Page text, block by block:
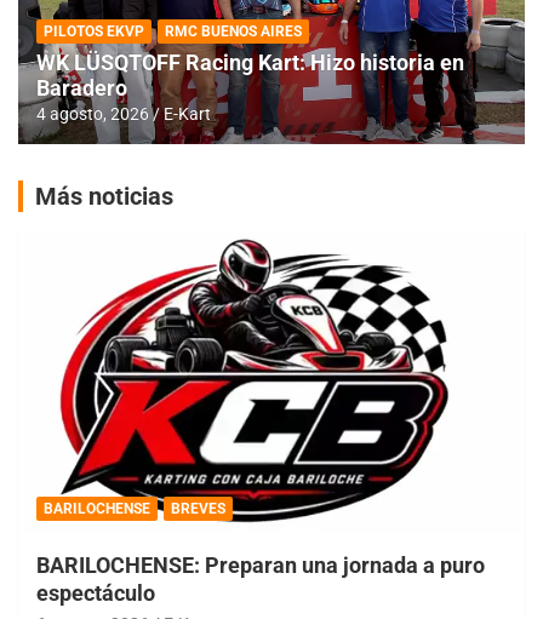
PILOTOS EKVP RMC BUENOS AIRES
WK LÜSQTOFF Racing Kart: Hizo historia en
Baradero
4 agosto, 2026 E-Kart
Más noticias
BARILOCHENSE BREVES
BARILOCHENSE: Preparan una jornada a puro
espectáculo